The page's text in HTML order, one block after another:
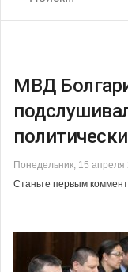
МВД
Понедельник, 15 апреля
Станьте первым